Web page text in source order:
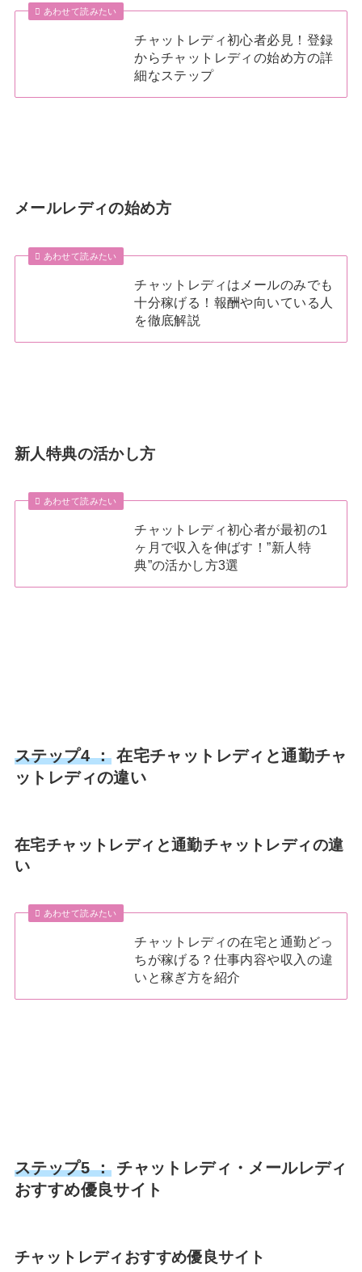
あわせて読みたい
チャットレディ初心者必見！登録
からチャットレディの始め方の詳
細なステップ
メールレディの始め方
あわせて読みたい
チャットレディはメールのみでも
十分稼げる！報酬や向いている人
を徹底解説
新人特典の活かし方
あわせて読みたい
チャットレディ初心者が最初の1
ヶ月で収入を伸ばす！”新人特
典”の活かし方3選
ステップ4 ：在宅チャットレディと通勤チャ
ットレディの違い
在宅チャットレディと通勤チャットレディの違
い
あわせて読みたい
チャットレディの在宅と通勤どっ
ちが稼げる？仕事内容や収入の違
いと稼ぎ方を紹介
ステップ5 ：チャットレディ・メールレディ
おすすめ優良サイト
チャットレディおすすめ優良サイト